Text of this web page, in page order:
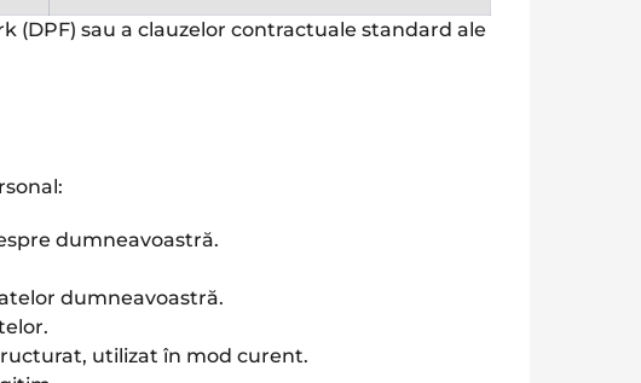
(DPF) sau a clauzelor contractuale standard ale
dumneavoastră.
dumneavoastră.
utilizat în mod curent.